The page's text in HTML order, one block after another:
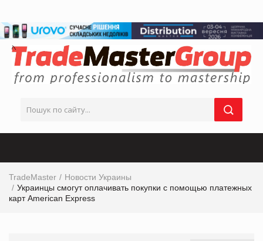
TradeMaster
Новости Украины
Украинцы смогут оплачивать покупки с помощью платежных
карт American Express